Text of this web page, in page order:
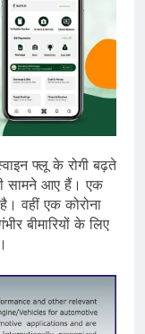
फ्लू के रोगी बढ़ते
सामने आए हैं। एक
वहीं एक कोरोना
बीमारियों के लिए